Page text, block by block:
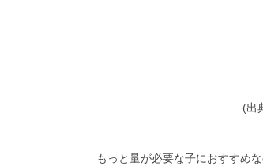
(出
もっと量が必要な子におすすめ